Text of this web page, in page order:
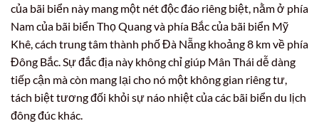
của bãi biển này mang một nét độc đáo riêng biệt, nằm ở phía
Nam của bãi biển Thọ Quang và phía Bắc của bãi biển Mỹ
Khê, cách trung tâm thành phố Đà Nẵng khoảng 8 km về phía
Đông Bắc. Sự đắc địa này không chỉ giúp Mân Thái dễ dàng
tiếp cận mà còn mang lại cho nó một không gian riêng tư,
tách biệt tương đối khỏi sự náo nhiệt của các bãi biển du lịch
đông đúc khác.